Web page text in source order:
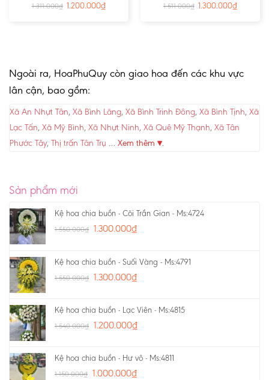
1.311.000₫ 1.200.000₫ 1.511.000₫ 1.300.000₫
Ngoài ra, HoaPhuQuy còn giao hoa đến các khu vực
lân cận, bao gồm:
Xã An Nhựt Tân, Xã Bình Lãng, Xã Bình Trinh Đông, Xã Bình Tịnh, Xã
Lạc Tấn, Xã Mỹ Bình, Xã Nhựt Ninh, Xã Quê Mỹ Thạnh, Xã Tân
Phước Tây, Thị trấn Tân Trụ … Xem thêm ▾.
Sản phẩm mới
Kệ hoa chia buồn - Cõi Trần Gian - Ms:4724
1.550.000₫ 1.300.000₫
Kệ hoa chia buồn - Suối Vàng - Ms:4791
1.550.000₫ 1.300.000₫
Kệ hoa chia buồn - Lạc Viên - Ms:4815
1.540.000₫ 1.200.000₫
Kệ hoa chia buồn - Hư vô - Ms:4811
1.150.000₫ 1.000.000₫